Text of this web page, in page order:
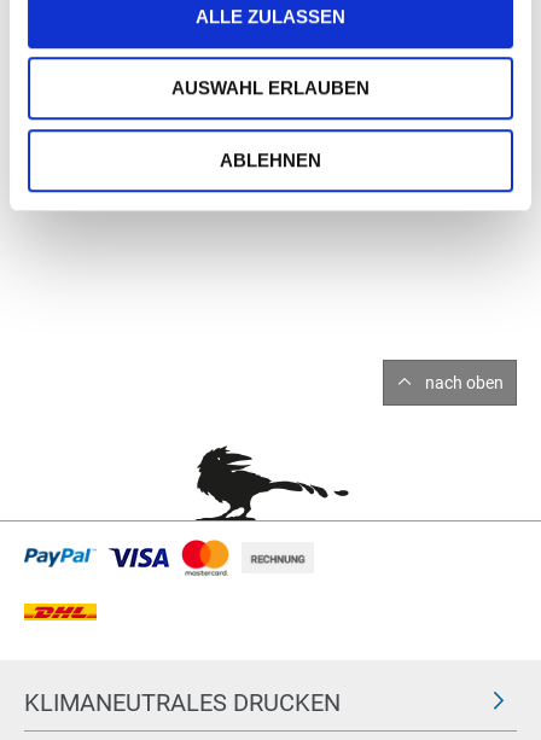
ALLE ZULASSEN
AUSWAHL ERLAUBEN
ABLEHNEN
Maße : 10 x 10 x 18. cm. Gewicht ca. 0,82 kg
nach oben
KLIMANEUTRALES DRUCKEN